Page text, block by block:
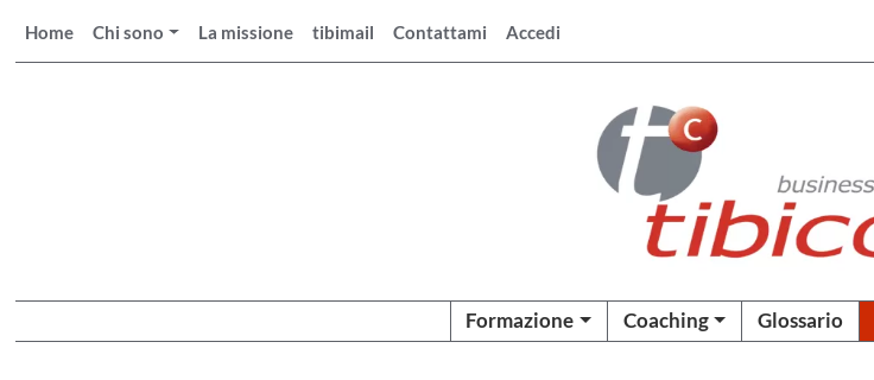
Home Chi sono La missione tibimail Contattami Accedi
Formazione Coaching Glossario